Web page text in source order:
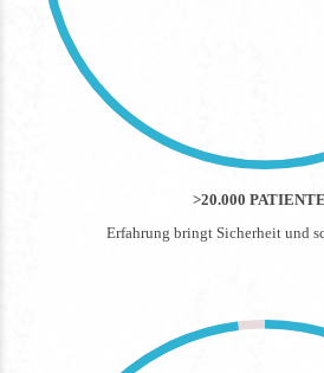
>20.000
Erfahrung bringt Sicherheit und